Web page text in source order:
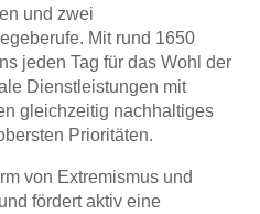
und zwei
Mit rund 1650
jeden Tag für das Wohl der
Dienstleistungen mit
gleichzeitig nachhaltiges
Prioritäten.
von Extremismus und
fördert aktiv eine